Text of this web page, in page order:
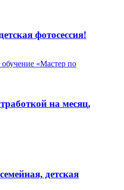
фотосессия!
на месяц,
детская